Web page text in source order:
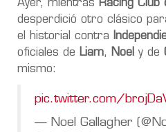
Ayer, mientras Racing Club
desperdició otro clásico
el historial contra
oficiales de Liam, Noel y de
mismo:
pic.twitter.com/
— Noel Gallagher